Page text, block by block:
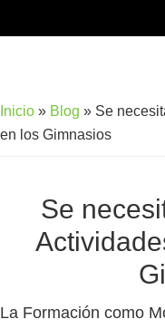
al
al
página
Inicio » Blog » Se
en los Gimnasios
Se
La Formación como